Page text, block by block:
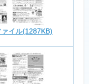
(1287KB)